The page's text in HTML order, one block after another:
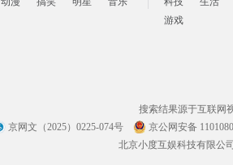
游戏
搜索结果源于互联网
京网文（2025）0225-074号
京公网安备
北京小度互娱科技有限公